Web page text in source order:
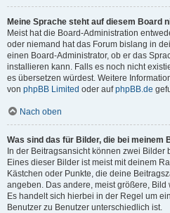
Meine Sprache steht auf diesem Board
Meist hat die Board-Administration
oder niemand hat das Forum bislang in
einen Board-Administrator, ob er das
installieren kann. Falls es noch nicht
es übersetzen würdest. Weitere
von phpBB Limited oder aufphpBB.de
Nach oben
Was sind das für Bilder, die bei meinem
In der Beitragsansicht können zwei
Eines dieser Bilder ist meist mit deinem
Kästchen oder Punkte, die deine
angeben. Das andere, meist größere, Bild
Es handelt sich hierbei in der Regel um
Benutzer zu Benutzer unterschiedlich ist.